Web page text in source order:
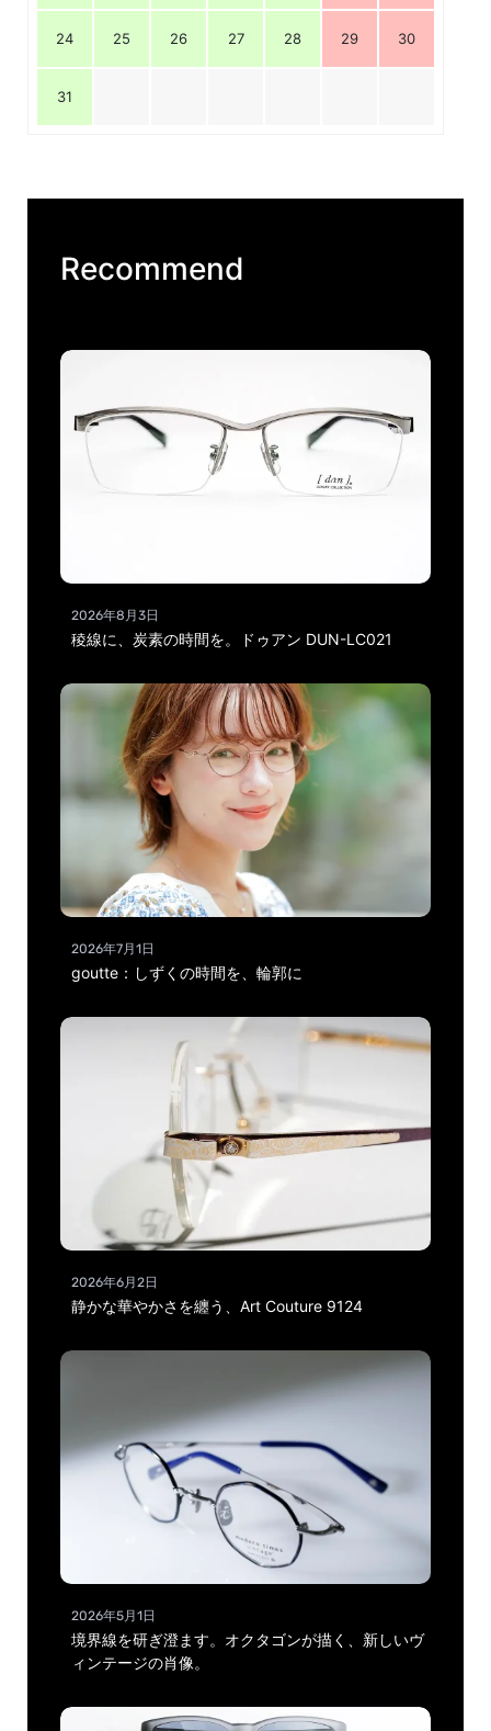
24 25 26 27 28 29 30
31
Recommend
2026年8月3日
稜線に、炭素の時間を。ドゥアン DUN-LC021
2026年7月1日
goutte：しずくの時間を、輪郭に
2026年6月2日
静かな華やかさを纏う、Art Couture 9124
2026年5月1日
境界線を研ぎ澄ます。オクタゴンが描く、新しいヴ
ィンテージの肖像。